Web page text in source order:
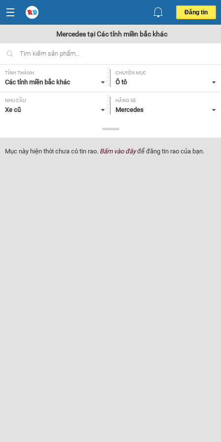
Đăng tin
Mercedes tại Các tỉnh miền bắc khác
TỈNH THÀNH
Các tỉnh miền bắc khác
CHUYÊN MỤC
Ô tô
NHU CẦU
Xe cũ
HÃNG XE
Mercedes
Tất cả
NĂM SẢN XUẤT
Tất cả
GIÁ XE XUẤT XỨ
Mục này hiện thời chưa có tin rao. Bấm vào đâyđể đăng tin rao của bạn.